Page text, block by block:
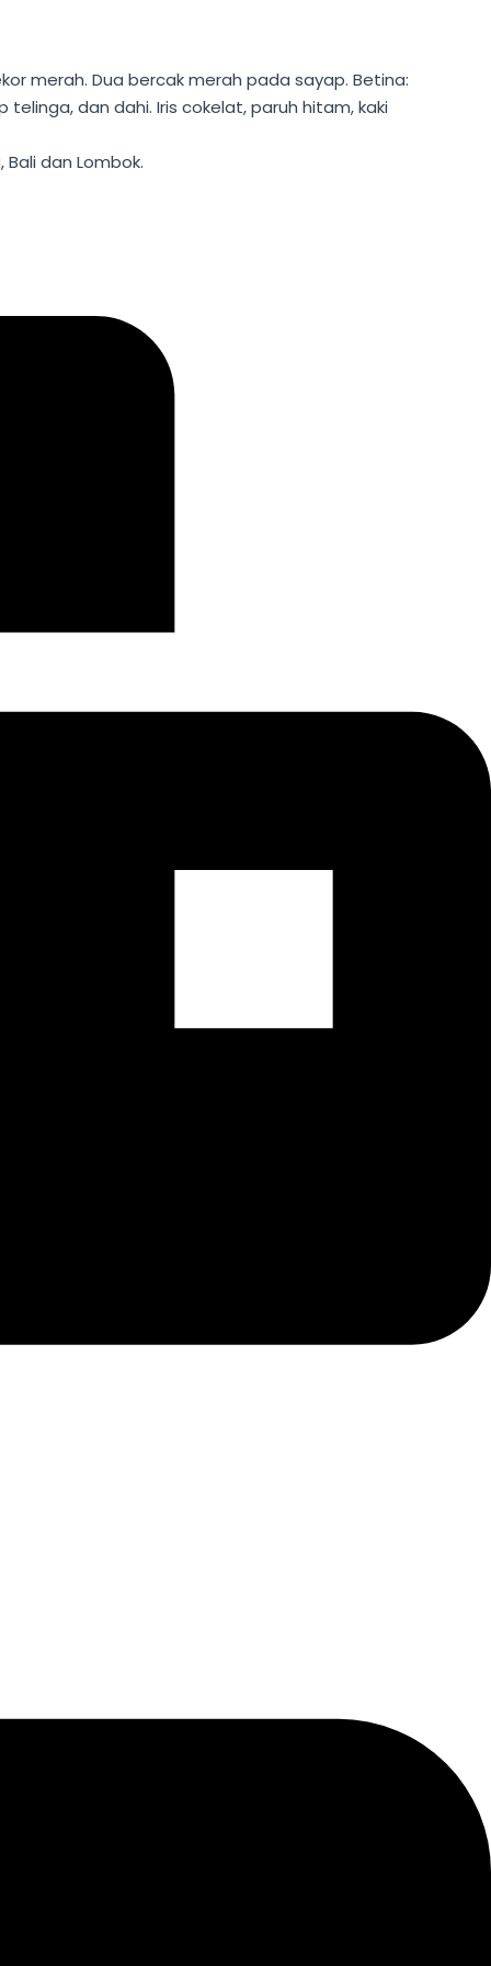
merah. Dua bercak merah pada sayap. Betina:
dan dahi. Iris cokelat, paruh hitam, kaki
Bali dan Lombok.